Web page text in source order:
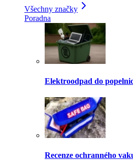
Všechny značky
Poradna
Elektroodpad do
Recenze ochranného